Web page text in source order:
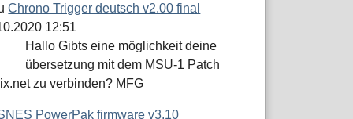
Chrono Trigger deutsch v2.00 final
12:51
Hallo Gibts eine möglichkeit deine
übersetzung mit dem MSU-1 Patch
zu verbinden? MFG
PowerPak firmware v3.10